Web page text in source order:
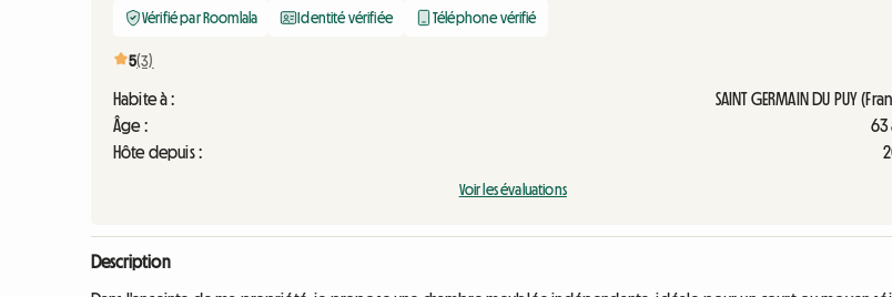
Vérifié par Roomlala Identité vérifiée Téléphone vérifié
5(3)
Habite à :
SAINT GERMAIN DU PUY
Âge :
63
Hôte depuis :
Voir les évaluations
Description